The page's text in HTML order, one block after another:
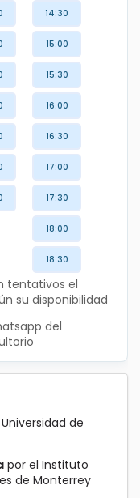
14:30
15:00
15:30
16:00
16:30
17:00
17:30
18:00
18:30
tentativos el
su disponibilidad
del
de
por el Instituto
de Monterrey